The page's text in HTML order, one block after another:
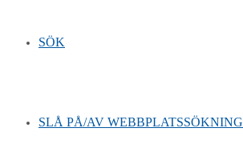
SÖK
SLÅ PÅ/AV WEBBPLATSSÖKNING